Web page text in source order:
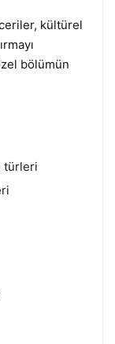
kültürel
bölümün
türleri